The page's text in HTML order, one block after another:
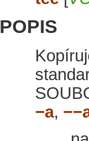
POPIS
−a,